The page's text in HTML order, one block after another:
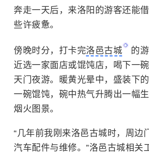
奔走一天后，来洛阳的游客还能
些许疲惫。
傍晚时分，打卡完洛邑古城
的
近选一家面店或馄饨店，喝下一
天门 夜游。暖黄光晕中，盛装下
一碗馄饨，碗中热气升腾出一幅
烟火图景。
“几年前我刚来洛邑古城时，周边
汽车配件与维修。”洛邑古城相关